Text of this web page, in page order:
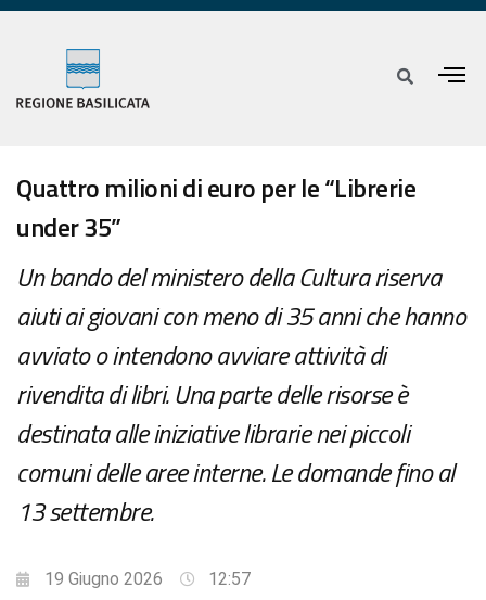
Quattro milioni di euro per le “Librerie
under 35”
Un bando del ministero della Cultura riserva
aiuti ai giovani con meno di 35 anni che hanno
avviato o intendono avviare attività di
rivendita di libri. Una parte delle risorse è
destinata alle iniziative librarie nei piccoli
comuni delle aree interne. Le domande fino al
13 settembre.
19 Giugno 2026
12:57